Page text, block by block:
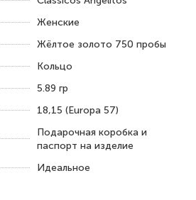
Женские
Жёлтое золото 750 пробы
Кольцо
5.89 гр
18,15 (Europa 57)
Подарочная коробка и
паспорт на изделие
Идеальное